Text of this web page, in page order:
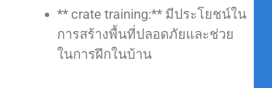
** crate training:** มีประโยชน์ใน
การสร้างพื้นที่ปลอดภัยและช่วย
ในการฝึกในบ้าน